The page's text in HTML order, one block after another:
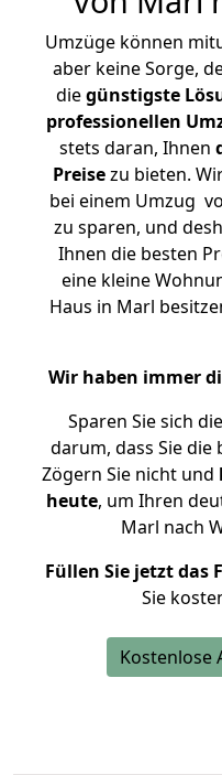
Umzüge können
aber keine Sorge,
diegünstigste
professionellen
stets daran, Ihnen
Preisezu bieten.
bei einem Umzug
zu sparen, und
Ihnen die besten
eine kleine
Haus in Marl
Wir haben immer
Sparen Sie sich
darum, dass Sie
Zögern Sie nicht und
heute, um Ihren
Marl nach
Füllen Sie jetzt das
Sie
Kostenlose